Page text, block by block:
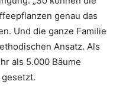
genau das
Und die ganze Familie
Ansatz. Als
als 5.000 Bäume